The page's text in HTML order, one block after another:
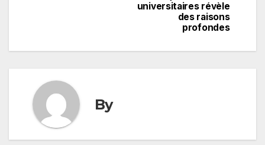
universitaires révèle
des raisons
profondes
By